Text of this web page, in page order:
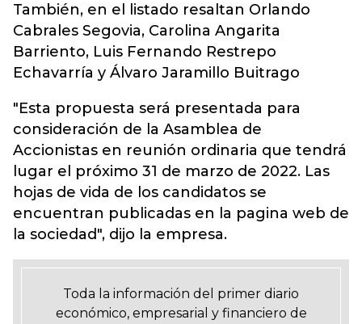
También, en el listado resaltan Orlando
Cabrales Segovia, Carolina Angarita
Barriento, Luis Fernando Restrepo
Echavarría y Álvaro Jaramillo Buitrago
"Esta propuesta será presentada para
consideración de la Asamblea de
Accionistas en reunión ordinaria que tendrá
lugar el próximo 31 de marzo de 2022. Las
hojas de vida de los candidatos se
encuentran publicadas en la pagina web de
la sociedad", dijo la empresa.
Toda la información del primer diario
económico, empresarial y financiero de